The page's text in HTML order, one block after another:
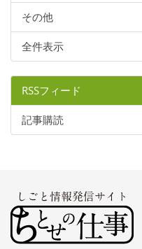
その他
全件表示
RSSフィード
記事購読